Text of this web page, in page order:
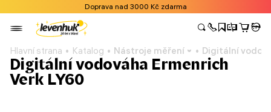
Doprava nad 3000 Kč zdarma
Hlavní strana Katalog Nástroje měření Digitální
Digitální vodováha Ermenrich
Verk LY60